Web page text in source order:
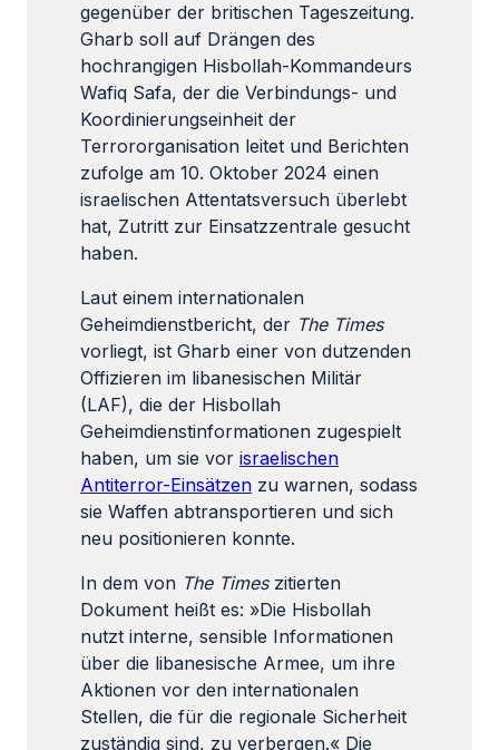
gegenüber der britischen Tageszeitung.
Gharb soll auf Drängen des
hochrangigen Hisbollah-Kommandeurs
Wafiq Safa, der die Verbindungs- und
Koordinierungseinheit der
Terrororganisation leitet und Berichten
zufolge am 10. Oktober 2024 einen
israelischen Attentatsversuch überlebt
hat, Zutritt zur Einsatzzentrale gesucht
haben.
Laut einem internationalen
Geheimdienstbericht, der The Times
vorliegt, ist Gharb einer von dutzenden
Offizieren im libanesischen Militär
(LAF), die der Hisbollah
Geheimdienstinformationen zugespielt
haben, um sie vor israelischen
Antiterror-Einsätzen zu warnen, sodass
sie Waffen abtransportieren und sich
neu positionieren konnte.
In dem von The Timeszitierten
Dokument heißt es: »Die Hisbollah
nutzt interne, sensible Informationen
über die libanesische Armee, um ihre
Aktionen vor den internationalen
Stellen, die für die regionale Sicherheit
zuständig sind, zu verbergen.« Die